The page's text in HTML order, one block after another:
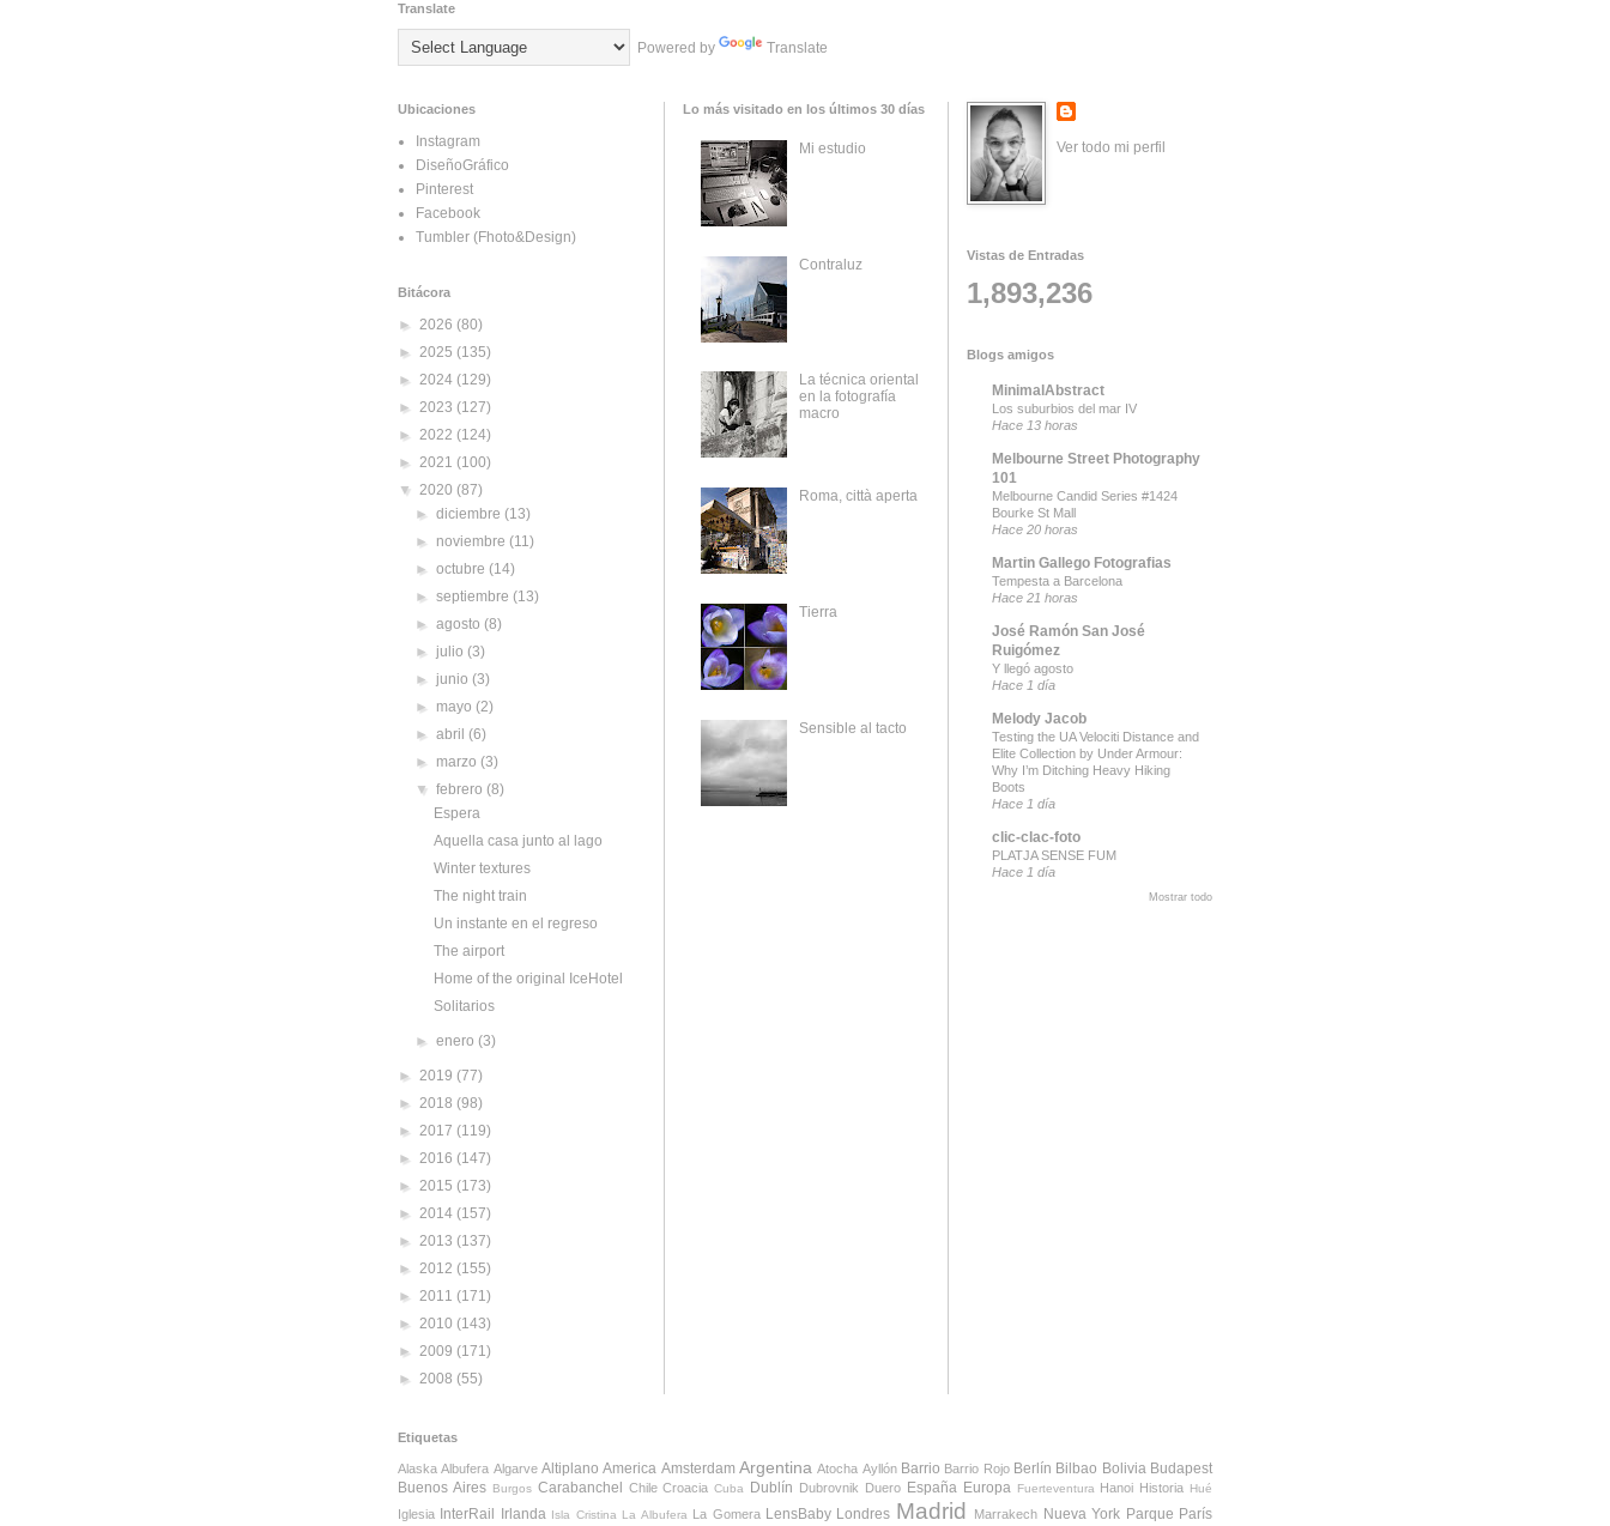
Translate
Powered by Translate
Ubicaciones
Instagram
DiseñoGráfico
Pinterest
Facebook
Tumbler (Fhoto&Design)
Bitácora
► 2026 (80)
► 2025 (135)
► 2024 (129)
► 2023 (127)
► 2022 (124)
► 2021 (100)
▼ 2020 (87)
►diciembre(13)
► noviembre(11)
►octubre(14)
►septiembre(13)
►agosto(8)
► julio(3)
► junio(3)
► mayo(2)
►abril(6)
► marzo(3)
▼febrero(8)
Espera
Aquella casa junto al lago
Winter textures
The night train
Un instante en el regreso
The airport
Home of the original IceHotel
Solitarios
►enero(3)
► 2019 (77)
► 2018 (98)
► 2017 (119)
► 2016 (147)
► 2015 (173)
► 2014 (157)
► 2013 (137)
► 2012 (155)
► 2011 (171)
► 2010 (143)
► 2009 (171)
► 2008 (55)
Lo más visitado en los últimos 30 días
Mi estudio
Contraluz
La técnica oriental
en la fotografía
macro
Roma, città aperta
Tierra
Sensible al tacto
Ver todo mi perfil
Vistas de Entradas
1,893,236
Blogs amigos
MinimalAbstract
Los suburbios del mar IV
Hace 13 horas
Melbourne Street Photography
101
Melbourne Candid Series #1424
Bourke St Mall
Hace 20 horas
Martin Gallego Fotografias
Tempesta a Barcelona
Hace 21 horas
José Ramón San José
Ruigómez
Y llegó agosto
Hace 1 día
Melody Jacob
Testing the UA Velociti Distance and
Elite Collection by Under Armour:
Why I’m Ditching Heavy Hiking
Boots
Hace 1 día
clic-clac-foto
PLATJA SENSE FUM
Hace 1 día
Mostrar todo
Etiquetas
Alaska Albufera Algarve Altiplano America Amsterdam Argentina Atocha Ayllón Barrio Barrio Rojo Berlín Bilbao Bolivia Budapest
Buenos Aires Burgos Carabanchel Chile Croacia Cuba Dublín Dubrovnik Duero España Europa Fuerteventura Hanoi Historia Hué
Iglesia InterRail Irlanda Isla Cristina La Albufera La Gomera LensBaby Londres Madrid Marrakech Nueva York Parque París